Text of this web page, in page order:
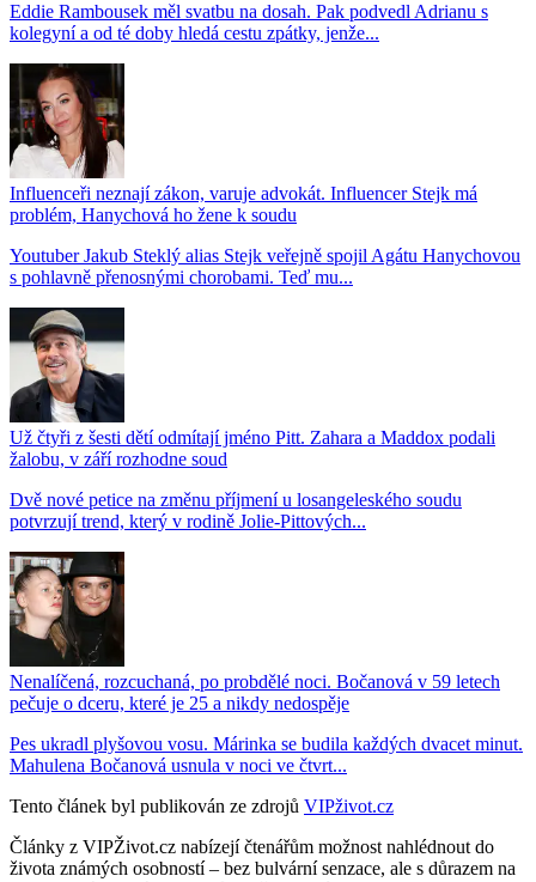
Eddie Rambousek měl svatbu na dosah. Pak podvedl Adrianu s
kolegyní a od té doby hledá cestu zpátky, jenže...
Influenceři neznají zákon, varuje advokát. Influencer Stejk má
problém, Hanychová ho žene k soudu
Youtuber Jakub Steklý alias Stejk veřejně spojil Agátu Hanychovou
s pohlavně přenosnými chorobami. Teď mu...
Už čtyři z šesti dětí odmítají jméno Pitt. Zahara a Maddox podali
žalobu, v září rozhodne soud
Dvě nové petice na změnu příjmení u losangeleského soudu
potvrzují trend, který v rodině Jolie-Pittových...
Nenalíčená, rozcuchaná, po probdělé noci. Bočanová v 59 letech
pečuje o dceru, které je 25 a nikdy nedospěje
Pes ukradl plyšovou vosu. Márinka se budila každých dvacet minut.
Mahulena Bočanová usnula v noci ve čtvrt...
Tento článek byl publikován ze zdrojů VIPživot.cz
Články z VIPŽivot.cz nabízejí čtenářům možnost nahlédnout do
života známých osobností – bez bulvární senzace, ale s důrazem na